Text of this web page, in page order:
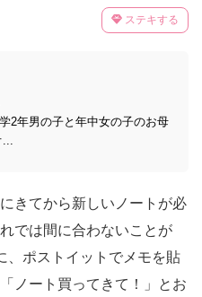
ステキする
年男の子と年中女の子のお母
...
きてから新しいノートが必
では間に合わないことが
、ポストイットでメモを貼
ノート買ってきて！」とお